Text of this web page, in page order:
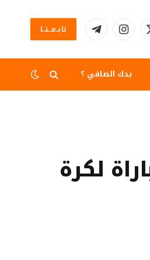
الانستغرامتيلقرام تابــعــنــا
بدك الصافي ؟
لكرة